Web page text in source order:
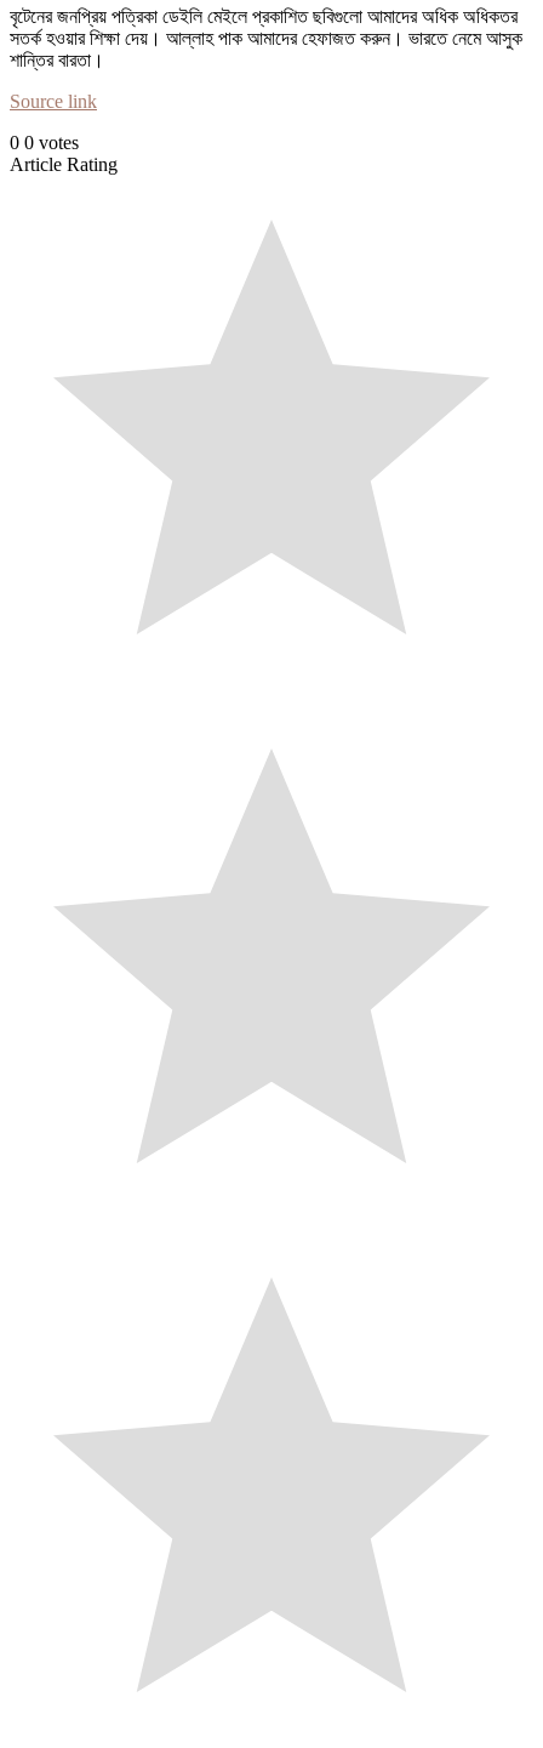
বৃটেনের জনপ্রিয় পত্রিকা ডেইলি মেইলে প্রকাশিত ছবিগুলো আমাদের অধিক অধিকতর
সতর্ক হওয়ার শিক্ষা দেয়। আল্লাহ পাক আমাদের হেফাজত করুন। ভারতে নেমে আসুক
শান্তির বারতা।
Source link
0 0 votes
Article Rating